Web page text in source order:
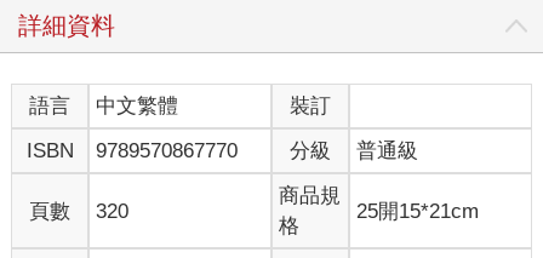
詳細資料
語言 中文繁體
裝訂
ISBN
9789570867770 分級 普通級
頁數 320
商品規
格
25開15*21cm